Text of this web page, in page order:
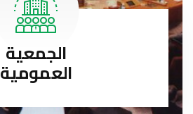
الجمعية
العمومية